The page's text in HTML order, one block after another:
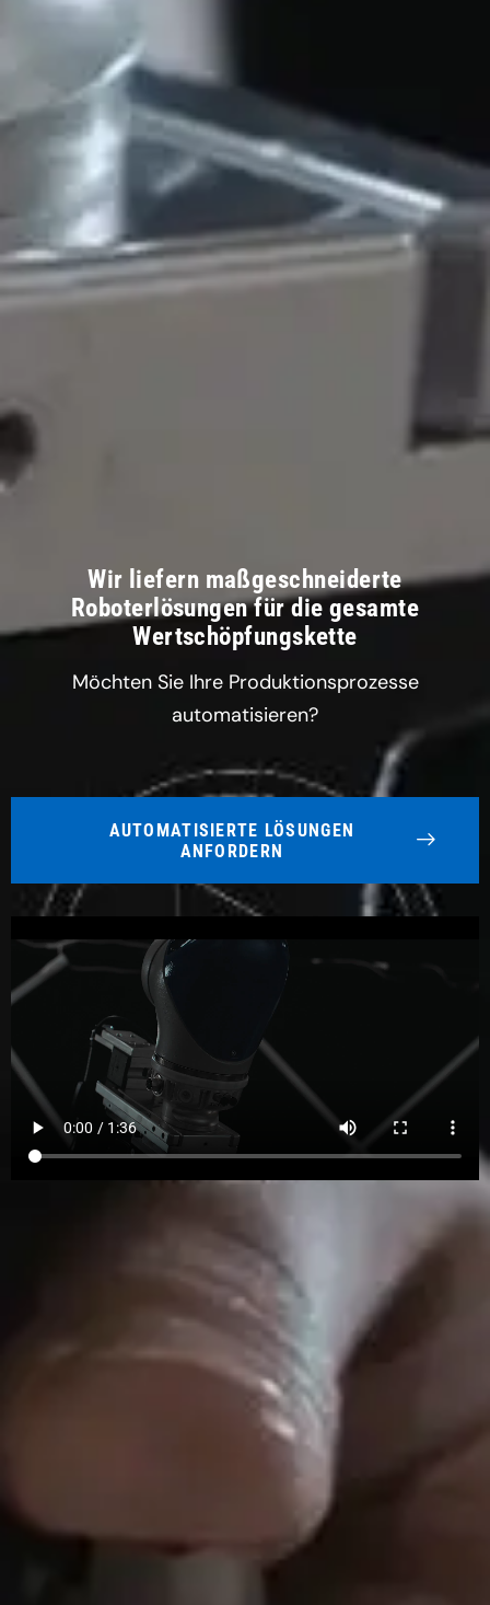
Wir liefern maßgeschneiderte
Roboterlösungen für die gesamte
Wertschöpfungskette
Möchten Sie Ihre Produktionsprozesse
automatisieren?
AUTOMATISIERTE LÖSUNGEN
ANFORDERN